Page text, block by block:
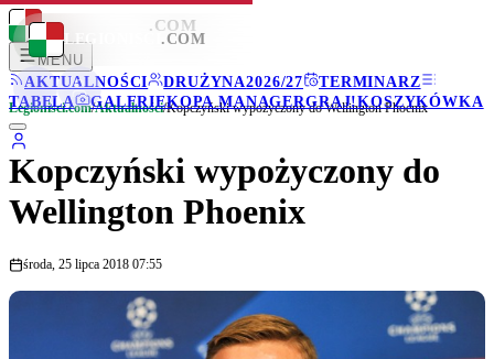
LEGIONISCI .COM
MENU
AKTUALNOŚCI
DRUŻYNA2026/27
TERMINARZ
TABELA
GALERIEKOPA MANAGERGRAJ!KOSZYKÓWKA
LEGIONISCI .COM
Legionisci.com/Aktualności/Kopczyński wypożyczony do Wellington Phoenix
Kopczyński wypożyczony do
Wellington Phoenix
środa, 25 lipca 2018 07:55